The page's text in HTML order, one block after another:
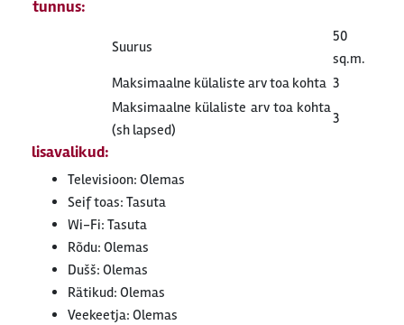
Suurus
50
sq.m.
Maksimaalne külaliste arv toa kohta 3
Maksimaalne külaliste arv toa kohta
(sh lapsed)
3
tunnus:
lisavalikud:
Televisioon: Olemas
Seif toas: Tasuta
Wi-Fi: Tasuta
Rõdu: Olemas
Dušš: Olemas
Rätikud: Olemas
Veekeetja: Olemas